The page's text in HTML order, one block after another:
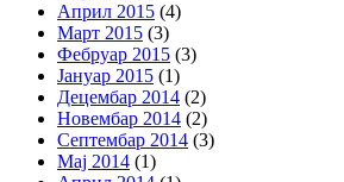
Април 2015 (4)
Март 2015 (3)
Фебруар 2015 (3)
Јануар 2015 (1)
Децембар 2014 (2)
Новембар 2014 (2)
Септембар 2014 (3)
Мај 2014 (1)